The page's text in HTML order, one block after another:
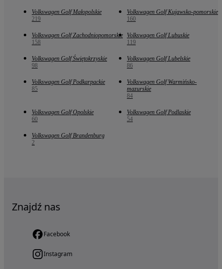
Volkswagen Golf Małopolskie
219
Volkswagen Golf Kujawsko-pomorskie
160
Volkswagen Golf Zachodniopomorskie
158
Volkswagen Golf Lubuskie
119
Volkswagen Golf Świętokrzyskie
98
Volkswagen Golf Lubelskie
86
Volkswagen Golf Podkarpackie
85
Volkswagen Golf Warmińsko-
mazurskie
84
Volkswagen Golf Opolskie
60
Volkswagen Golf Podlaskie
54
Volkswagen Golf Brandenburg
2
Znajdź nas
Facebook
Instagram